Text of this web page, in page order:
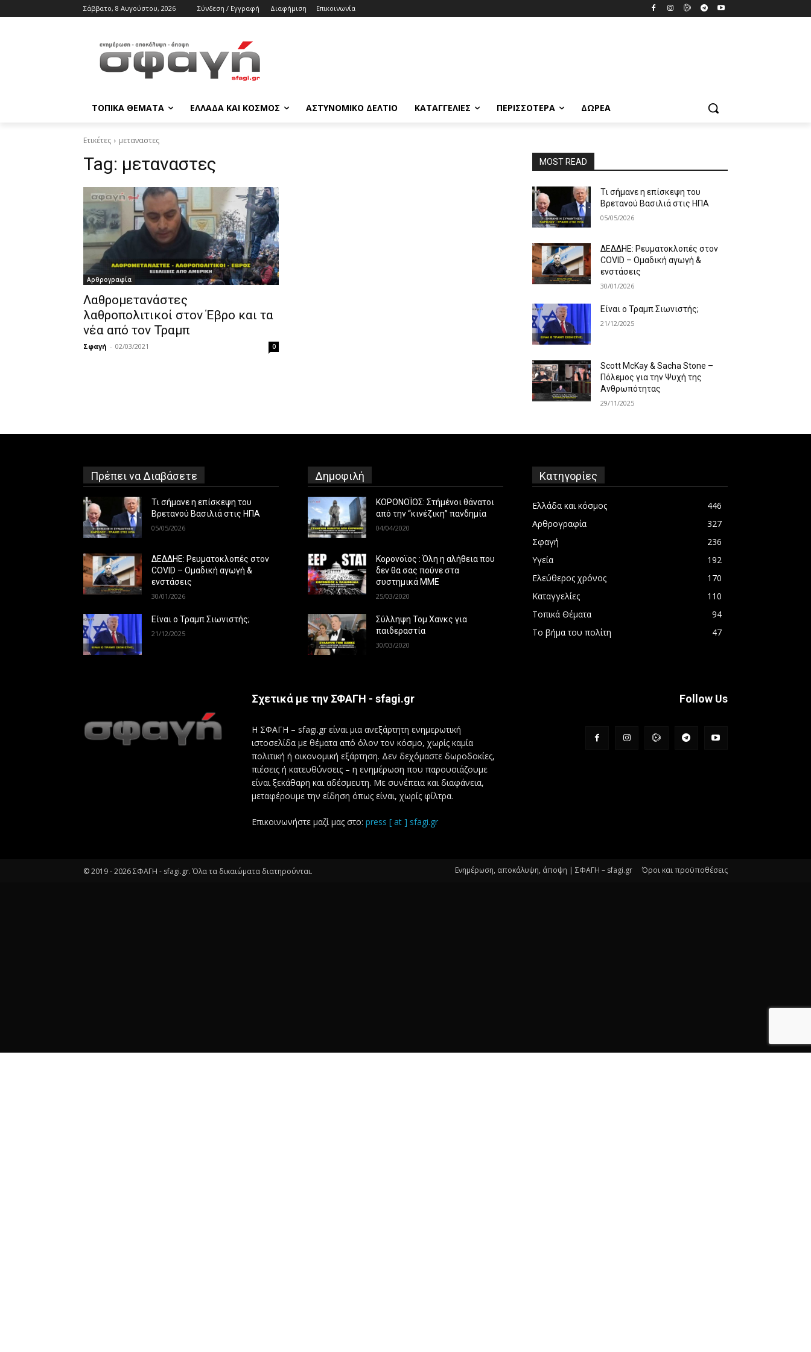
Σάββατο, 8 Αυγούστου, 2026 Σύνδεση / Εγγραφή Διαφήμιση Επικοινωνία
ΤΟΠΙΚΑ ΘΕΜΑΤΑ ΕΛΛΑΔΑ ΚΑΙ ΚΟΣΜΟΣ ΑΣΤΥΝΟΜΙΚΟ ΔΕΛΤΙΟ ΚΑΤΑΓΓΕΛΙΕΣ ΠΕΡΙΣΣΟΤΕΡΑ ΔΩΡΕΆ
Ετικέτες μεταναστες
Tag: μεταναστες
Αρθρογραφία
Λαθρομετανάστες
λαθροπολιτικοί στον Έβρο και τα
νέα από τον Τραμπ
Σφαγή - 02/03/2021 0
MOST READ
Τι σήμανε η επίσκεψη του
Βρετανού Βασιλιά στις ΗΠΑ
05/05/2026
ΔΕΔΔΗΕ: Ρευματοκλοπές στον
COVID – Ομαδική αγωγή &
ενστάσεις
30/01/2026
Είναι ο Τραμπ Σιωνιστής;
21/12/2025
Scott McKay & Sacha Stone –
Πόλεμος για την Ψυχή της
Ανθρωπότητας
29/11/2025
Πρέπει να Διαβάσετε
Τι σήμανε η επίσκεψη του
Βρετανού Βασιλιά στις ΗΠΑ
05/05/2026
ΔΕΔΔΗΕ: Ρευματοκλοπές στον
COVID – Ομαδική αγωγή &
ενστάσεις
30/01/2026
Είναι ο Τραμπ Σιωνιστής;
21/12/2025
Δημοφιλή
ΚΟΡΟΝΟΪΟΣ: Στήμένοι θάνατοι
από την “κινέζικη” πανδημία
04/04/2020
Κορονοϊος : Όλη η αλήθεια που
δεν θα σας πούνε στα
συστημικά ΜΜΕ
25/03/2020
Σύλληψη Τομ Χανκς για
παιδεραστία
30/03/2020
Κατηγορίες
Ελλάδα και κόσμος
446
Αρθρογραφία
327
Σφαγή
236
Υγεία
192
Ελεύθερος χρόνος
170
Καταγγελίες
110
Τοπικά Θέματα
94
Το βήμα του πολίτη
47
Σχετικά με την ΣΦΑΓΗ - sfagi.gr
Η ΣΦΑΓΗ – sfagi.gr είναι μια ανεξάρτητη ενημερωτική
ιστοσελίδα με θέματα από όλον τον κόσμο, χωρίς καμία
πολιτική ή οικονομική εξάρτηση. Δεν δεχόμαστε δωροδοκίες,
πιέσεις ή κατευθύνσεις – η ενημέρωση που παρουσιάζουμε
είναι ξεκάθαρη και αδέσμευτη. Με συνέπεια και διαφάνεια,
μεταφέρουμε την είδηση όπως είναι, χωρίς φίλτρα.
Επικοινωνήστε μαζί μας στο: press [ at ] sfagi.gr
Follow Us
© 2019 -2026ΣΦΑΓΗ - sfagi.gr. Όλα τα δικαιώματα διατηρούνται. Ενημέρωση, αποκάλυψη, άποψη | ΣΦΑΓΗ – sfagi.gr Όροι και προϋποθέσεις